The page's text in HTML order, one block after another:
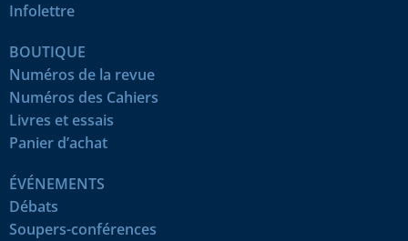
Infolettre
BOUTIQUE
Numéros de la revue
Numéros des Cahiers
Livres et essais
Panier d’achat
ÉVÉNEMENTS
Débats
Soupers-conférences